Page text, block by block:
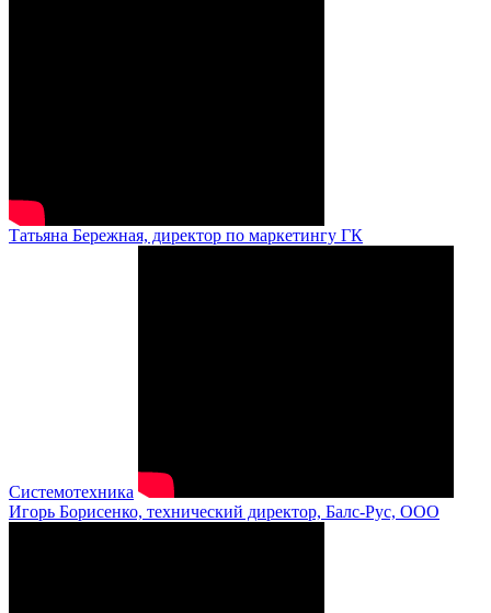
Татьяна Бережная, директор по маркетингу ГК
Системотехника
Игорь Борисенко, технический директор, Балс-Рус, ООО